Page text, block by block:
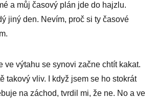
a můj časový plán jde do hajzlu.
jiný den. Nevím, proč si ty časové
ve výtahu se synovi začne chtít kakat.
takový vliv. I když jsem se ho stokrát
na záchod, tvrdil mi, že ne. No a ve